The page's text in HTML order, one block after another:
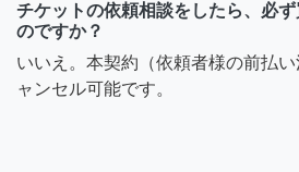
チケットの依頼相談をしたら、必
のですか？
いいえ。本契約（依頼者様の前払
ャンセル可能です。